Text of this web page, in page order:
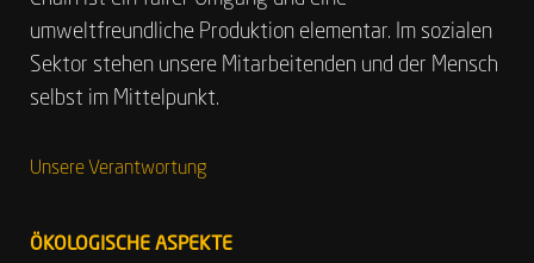
umweltfreundliche Produktion elementar. Im sozialen
Sektor stehen unsere Mitarbeitenden und der Mensch
selbst im Mittelpunkt.
Unsere Verantwortung
ÖKOLOGISCHE ASPEKTE